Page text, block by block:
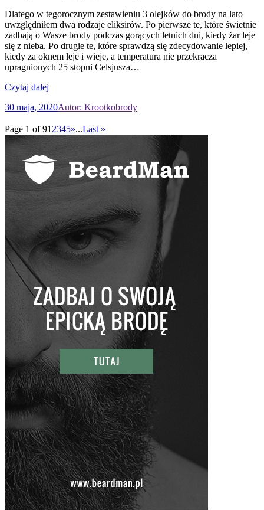
Dlatego w tegorocznym zestawieniu 3 olejków do brody na lato
uwzględniłem dwa rodzaje eliksirów. Po pierwsze te, które świetnie
zadbają o Wasze brody podczas gorących letnich dni, kiedy żar leje
się z nieba. Po drugie te, które sprawdzą się zdecydowanie lepiej,
kiedy za oknem leje i wieje, a temperatura nie przekracza
upragnionych 25 stopni Celsjusza…
Czytaj dalej
30 maja, 2020Autor: Krootkobrody
Page 1 of 91 2345»...Last »